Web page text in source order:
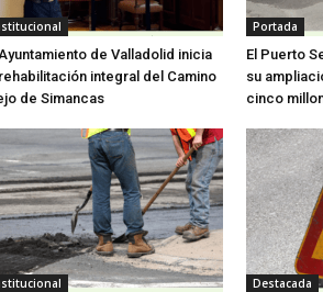
de Valladolid inicia
rehabilitación integral del Camino
de Simancas
Portada
El Puerto
su
cinco
Destacada